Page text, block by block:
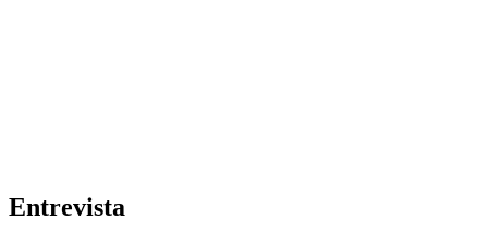
Entrevista